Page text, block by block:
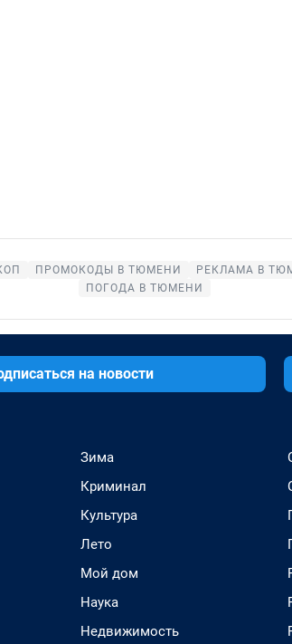
ПРОМОКОДЫ В ТЮМЕНИ РЕКЛАМА В
ПОГОДА В ТЮМЕНИ
на новости
Зима
Криминал
Культура
Лето
Мой дом
Наука
Недвижимость